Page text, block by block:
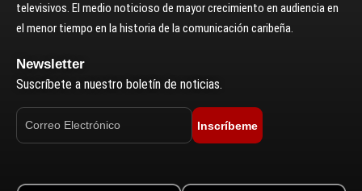
televisivos. El medio noticioso de mayor crecimiento en audiencia en
el menor tiempo en la historia de la comunicación caribeña.
Newsletter
Suscríbete a nuestro boletín de noticias.
Inscríbeme